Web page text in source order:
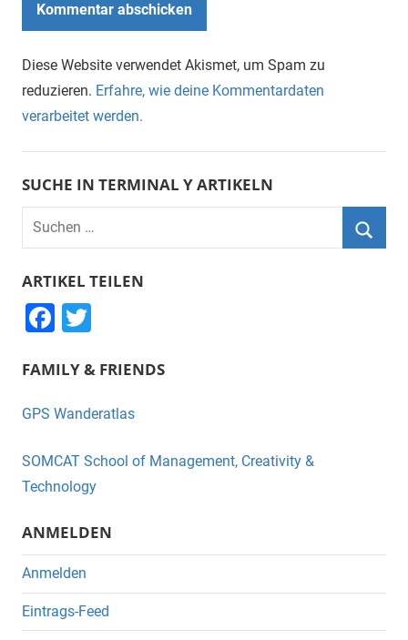
Diese Website verwendet Akismet, um Spam zu
reduzieren. Erfahre, wie deine Kommentardaten
verarbeitet werden.
SUCHE IN TERMINAL Y ARTIKELN
Suchen
nach:
ARTIKEL TEILEN
F
c
e
o
o
k
tt
er
FAMILY & FRIENDS
GPS Wanderatlas
SOMCAT School of Management, Creativity &
Technology
ANMELDEN
Anmelden
Eintrags-Feed